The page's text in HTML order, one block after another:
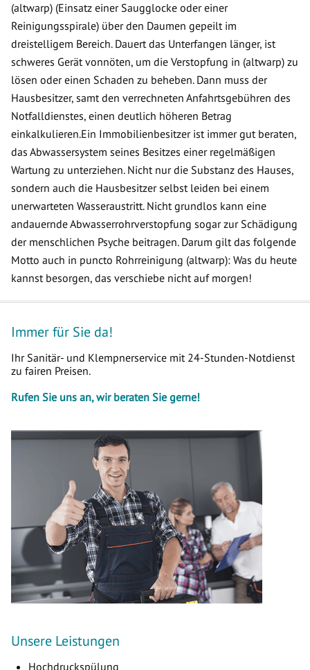
(altwarp) (Einsatz einer Saugglocke oder einer
Reinigungsspirale) über den Daumen gepeilt im
dreistelligem Bereich. Dauert das Unterfangen länger, ist
schweres Gerät vonnöten, um die Verstopfung in (altwarp) zu
lösen oder einen Schaden zu beheben. Dann muss der
Hausbesitzer, samt den verrechneten Anfahrtsgebühren des
Notfalldienstes, einen deutlich höheren Betrag
einkalkulieren.Ein Immobilienbesitzer ist immer gut beraten,
das Abwassersystem seines Besitzes einer regelmäßigen
Wartung zu unterziehen. Nicht nur die Substanz des Hauses,
sondern auch die Hausbesitzer selbst leiden bei einem
unerwarteten Wasseraustritt. Nicht grundlos kann eine
andauernde Abwasserrohrverstopfung sogar zur Schädigung
der menschlichen Psyche beitragen. Darum gilt das folgende
Motto auch in puncto Rohrreinigung (altwarp): Was du heute
kannst besorgen, das verschiebe nicht auf morgen!
Immer für Sie da!
Ihr Sanitär- und Klempnerservice mit 24-Stunden-Notdienst
zu fairen Preisen.
Rufen Sie uns an, wir beraten Sie gerne!
Unsere Leistungen
Hochdruckspülung